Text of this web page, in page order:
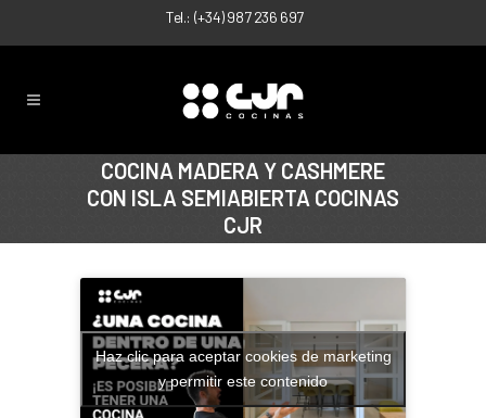
Tel.: (+34) 987 236 697
COCINA MADERA Y CASHMERE
CON ISLA SEMIABIERTA COCINAS
CJR
Haz clic para aceptar cookies de marketing
y permitir este contenido